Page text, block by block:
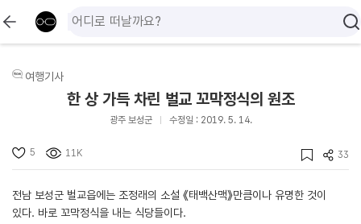
여행기사
한 상 가득 차린 벌교 꼬막정식의 원조
광주 보성군 수정일 : 2019. 5. 14.
5 11K 33
전남 보성군 벌교읍에는 조정래의 소설 《태백산맥》만큼이나 유명한 것이
있다. 바로 꼬막정식을 내는 식당들이다.